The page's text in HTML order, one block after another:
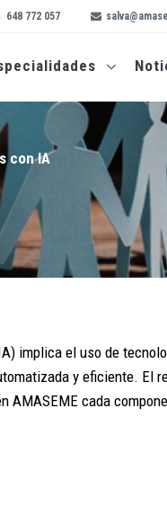
648 772 057
con IA
implica el uso de
y eficiente. El
cada